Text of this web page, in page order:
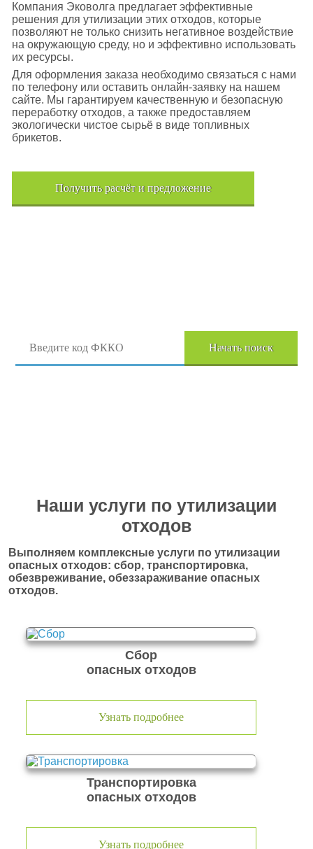
Компания Эковолга предлагает эффективные
решения для утилизации этих отходов, которые
позволяют не только снизить негативное воздействие
на окружающую среду, но и эффективно использовать
их ресурсы.
Для оформления заказа необходимо связаться с нами
по телефону или оставить онлайн-заявку на нашем
сайте. Мы гарантируем качественную и безопасную
переработку отходов, а также предоставляем
экологически чистое сырьё в виде топливных
брикетов.
Получить расчёт и предложение
Начать поиск
Наши услуги по утилизации
отходов
Выполняем комплексные услуги по утилизации
опасных отходов: сбор, транспортировка,
обезвреживание, обеззараживание опасных
отходов.
Сбор
опасных отходов
Узнать подробнее
Транспортировка
опасных отходов
Узнать подробнее